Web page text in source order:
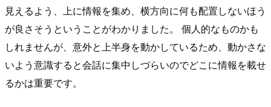
見えるよう、上に情報を集め、横方向に何も配置しないほう
が良さそうということがわかりました。 個人的なものかも
しれませんが、意外と上半身を動かしているため、動かさな
いよう意識すると会話に集中しづらいのでどこに情報を載せ
るかは重要です。